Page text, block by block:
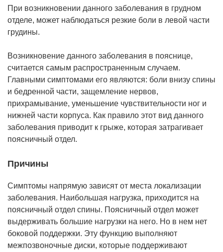
При возникновении данного заболевания в грудном
отделе, может наблюдаться резкие боли в левой части
грудины.
Возникновение данного заболевания в пояснице,
считается самым распространенным случаем.
Главными симптомами его являются: боли внизу спины
и бедренной части, защемление нервов,
прихрамывание, уменьшение чувствительности ног и
нижней части корпуса. Как правило этот вид данного
заболевания приводит к грыже, которая затрагивает
поясничный отдел.
Причины
Симптомы напрямую зависят от места локализации
заболевания. Наибольшая нагрузка, приходится на
поясничный отдел спины. Поясничный отдел может
выдерживать большие нагрузки на него. Но в нем нет
боковой поддержки. Эту функцию выполняют
межпозвоночные диски, которые поддерживают